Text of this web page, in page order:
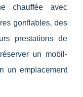
chauffée avec
gonflables, des
prestations de
un mobil-
un emplacement